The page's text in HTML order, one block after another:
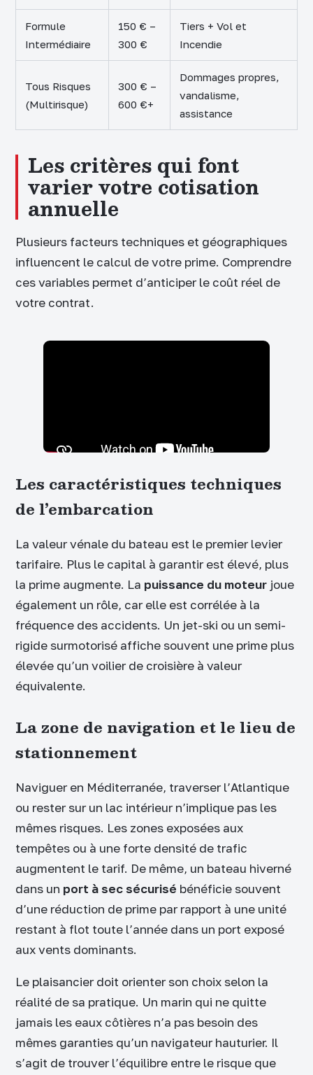
Formule
Intermédiaire
150 € –
300 €
Tiers + Vol et
Incendie
Tous Risques
(Multirisque)
300 € –
600 €+
Dommages propres,
vandalisme,
assistance
Les critères qui font
varier votre cotisation
annuelle
Plusieurs facteurs techniques et géographiques
influencent le calcul de votre prime. Comprendre
ces variables permet d’anticiper le coût réel de
votre contrat.
Les caractéristiques techniques
de l’embarcation
La valeur vénale du bateau est le premier levier
tarifaire. Plus le capital à garantir est élevé, plus
la prime augmente. La puissance du moteur joue
également un rôle, car elle est corrélée à la
fréquence des accidents. Un jet-ski ou un semi-
rigide surmotorisé affiche souvent une prime plus
élevée qu’un voilier de croisière à valeur
équivalente.
La zone de navigation et le lieu de
stationnement
Naviguer en Méditerranée, traverser l’Atlantique
ou rester sur un lac intérieur n’implique pas les
mêmes risques. Les zones exposées aux
tempêtes ou à une forte densité de trafic
augmentent le tarif. De même, un bateau hiverné
dans un port à sec sécurisé bénéficie souvent
d’une réduction de prime par rapport à une unité
restant à flot toute l’année dans un port exposé
aux vents dominants.
Le plaisancier doit orienter son choix selon la
réalité de sa pratique. Un marin qui ne quitte
jamais les eaux côtières n’a pas besoin des
mêmes garanties qu’un navigateur hauturier. Il
s’agit de trouver l’équilibre entre le risque que